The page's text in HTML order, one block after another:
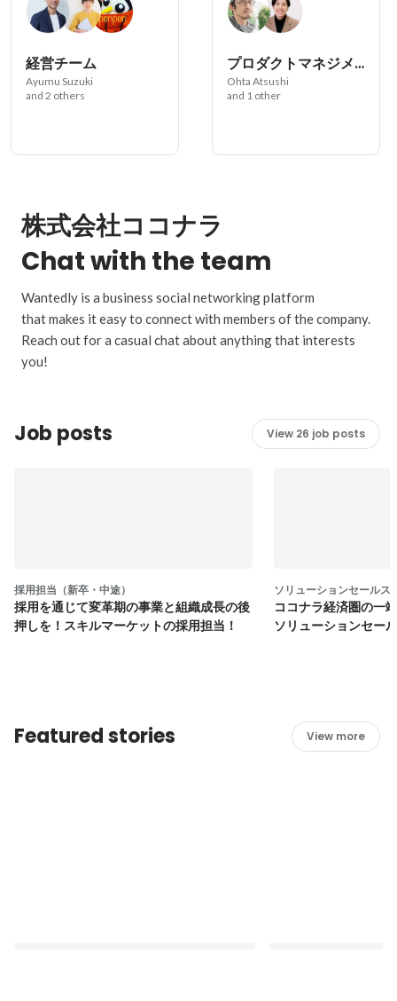
経営チーム
Ayumu Suzuki
and 2 others
プロダクトマネジメントグループ
Ohta Atsushi
and 1 other
株式会社ココナラ
Chat with the team
Wantedly is a business social networking platform
that makes it easy to connect with members of the company.
Reach out for a casual chat about anything that interests
you!
Job posts View 26 job posts
採用担当（新卒・中途）
採用を通じて変革期の事業と組織成長の後
押しを！スキルマーケットの採用担当！
ソリューションセールス
ココナラ経済圏の一
ソリューションセ
Featured stories View more